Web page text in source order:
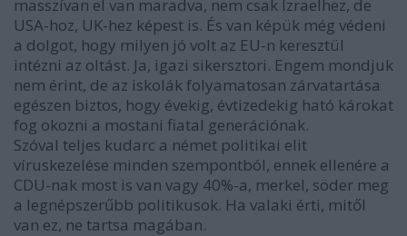
masszívan el van maradva, nem csak Izraelhez, de
USA-hoz, UK-hez képest is. És van képük még védeni
a dolgot, hogy milyen jó volt az EU-n keresztül
intézni az oltást. Ja, igazi sikersztori. Engem mondjuk
nem érint, de az iskolák folyamatosan zárvatartása
egészen biztos, hogy évekig, évtizedekig ható károkat
fog okozni a mostani fiatal generációnak.
Szóval teljes kudarc a német politikai elit
víruskezelése minden szempontból, ennek ellenére a
CDU-nak most is van vagy 40%-a, merkel, söder meg
a legnépszerűbb politikusok. Ha valaki érti, mitől
van ez, ne tartsa magában.